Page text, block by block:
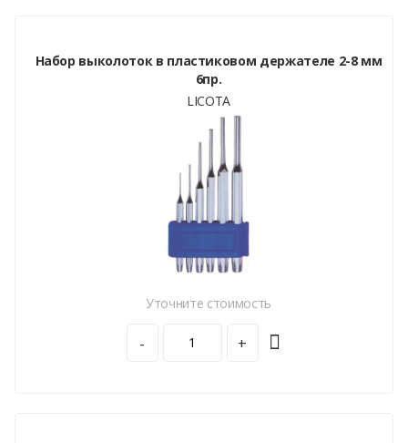
Набор выколоток в пластиковом держателе 2-8 мм
6пр.
LICOTA
Уточните стоимость
- +